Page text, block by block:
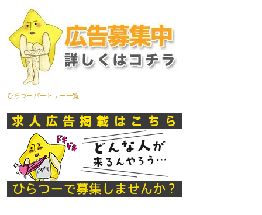
ひらつーパートナー一覧